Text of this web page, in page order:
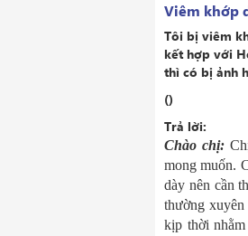
Viêm khớp
Tôi bị viêm
kết hợp với
thì có bị ảnh
()
Trả lời:
Chào chị:
mong muốn.
dày nên cần
thường
kịp thời